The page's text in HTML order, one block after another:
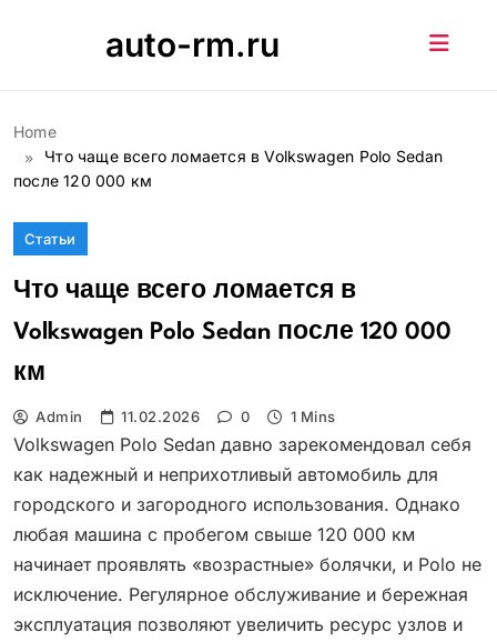
auto-rm.ru
Home
Что чаще всего ломается в Volkswagen Polo Sedan
после 120 000 км
Статьи
Что чаще всего ломается в
Volkswagen Polo Sedan после 120 000
км
Admin 11.02.2026 0 1 Mins
Volkswagen Polo Sedan давно зарекомендовал себя
как надежный и неприхотливый автомобиль для
городского и загородного использования. Однако
любая машина с пробегом свыше 120 000 км
начинает проявлять «возрастные» болячки, и Polo не
исключение. Регулярное обслуживание и бережная
эксплуатация позволяют увеличить ресурс узлов и